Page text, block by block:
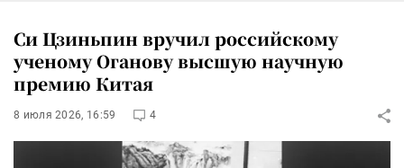
Си Цзиньпин вручил российскому
ученому Оганову высшую научную
премию Китая
8 июля 2026, 16:59 4